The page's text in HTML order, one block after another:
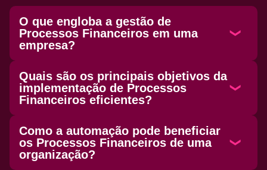
O que engloba a gestão de
Processos Financeiros em uma
empresa?
Quais são os principais objetivos da
implementação de Processos
Financeiros eficientes?
Como a automação pode beneficiar
os Processos Financeiros de uma
organização?